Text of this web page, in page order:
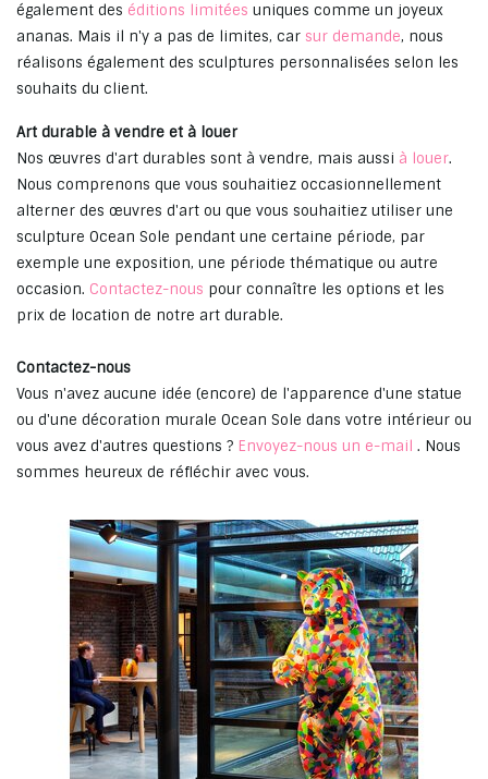
également des éditions limitées uniques comme un joyeux
ananas. Mais il n'y a pas de limites, car sur demande, nous
réalisons également des sculptures personnalisées selon les
souhaits du client.
Art durable à vendre et à louer
Nos œuvres d'art durables sont à vendre, mais aussi à louer.
Nous comprenons que vous souhaitiez occasionnellement
alterner des œuvres d'art ou que vous souhaitiez utiliser une
sculpture Ocean Sole pendant une certaine période, par
exemple une exposition, une période thématique ou autre
occasion. Contactez-nous pour connaître les options et les
prix de location de notre art durable.
Contactez-nous
Vous n'avez aucune idée (encore) de l'apparence d'une statue
ou d'une décoration murale Ocean Sole dans votre intérieur ou
vous avez d'autres questions ? Envoyez-nous un e-mail . Nous
sommes heureux de réfléchir avec vous.